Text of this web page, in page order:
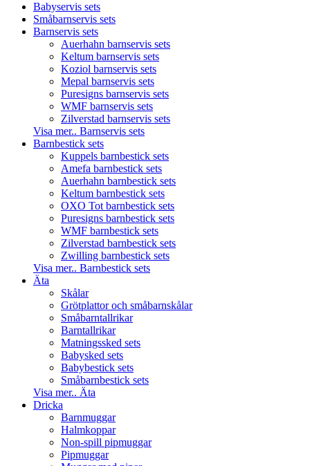
Babyservis sets
Småbarnservis sets
Barnservis sets
Auerhahn barnservis sets
Keltum barnservis sets
Koziol barnservis sets
Mepal barnservis sets
Puresigns barnservis sets
WMF barnservis sets
Zilverstad barnservis sets
Visa mer.. Barnservis sets
Barnbestick sets
Kuppels barnbestick sets
Amefa barnbestick sets
Auerhahn barnbestick sets
Keltum barnbestick sets
OXO Tot barnbestick sets
Puresigns barnbestick sets
WMF barnbestick sets
Zilverstad barnbestick sets
Zwilling barnbestick sets
Visa mer.. Barnbestick sets
Äta
Skålar
Grötplattor och småbarnskålar
Småbarntallrikar
Barntallrikar
Matningssked sets
Babysked sets
Babybestick sets
Småbarnbestick sets
Visa mer.. Äta
Dricka
Barnmuggar
Halmkoppar
Non-spill pipmuggar
Pipmuggar